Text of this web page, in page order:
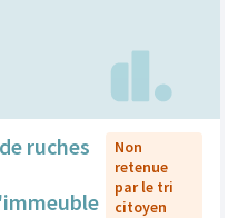
ruches
Non
retenue
par le tri
citoyen